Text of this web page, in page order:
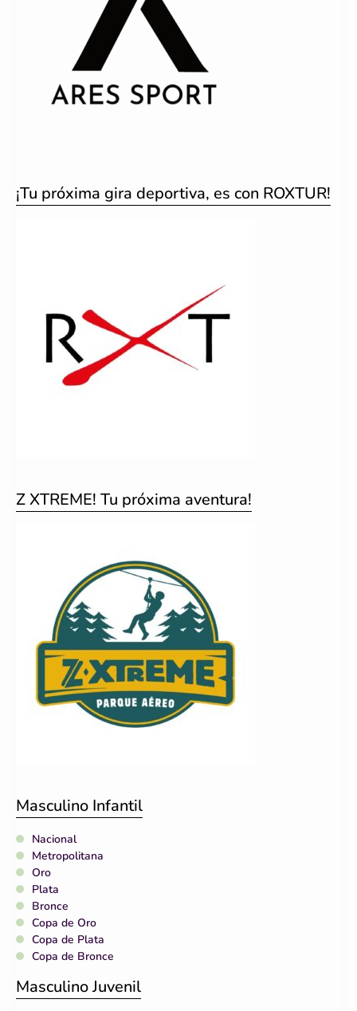
¡Tu próxima gira deportiva, es con ROXTUR!
Z XTREME! Tu próxima aventura!
Masculino Infantil
Nacional
Metropolitana
Oro
Plata
Bronce
Copa de Oro
Copa de Plata
Copa de Bronce
Masculino Juvenil